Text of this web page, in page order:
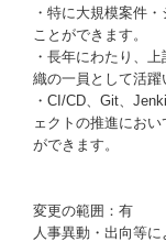
・特に大規模案件
ことができます。
・長年にわたり、
織の一員として活躍
・CI/CD、Git、
ェクトの推進にお
ができます。
変更の範囲：有
人事異動・出向等